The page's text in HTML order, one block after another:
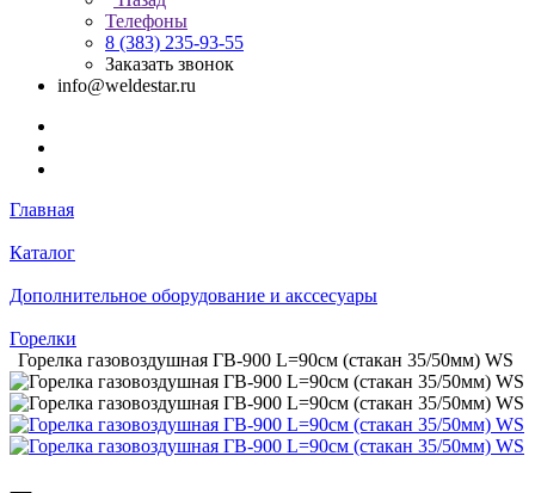
Телефоны
8 (383) 235-93-55
Заказать звонок
info@weldestar.ru
Главная
Каталог
Дополнительное оборудование и акссесуары
Горелки
Горелка газовоздушная ГВ-900 L=90см (стакан 35/50мм) WS